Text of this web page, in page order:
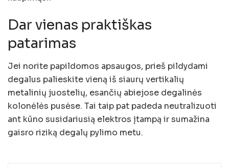
Dar vienas praktiškas
patarimas
Jei norite papildomos apsaugos, prieš pildydami
degalus palieskite vieną iš siaurų vertikalių
metalinių juostelių, esančių abiejose degalinės
kolonėlės pusėse. Tai taip pat padeda neutralizuoti
ant kūno susidariusią elektros įtampą ir sumažina
gaisro riziką degalų pylimo metu.